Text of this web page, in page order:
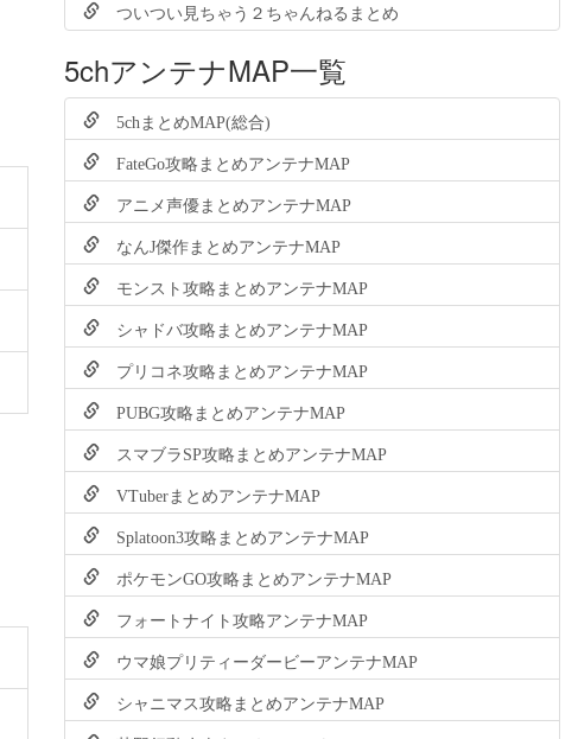
ついつい見ちゃう２ちゃんねるまとめ
5chアンテナMAP一覧
5chまとめMAP(総合)
FateGo攻略まとめアンテナMAP
アニメ声優まとめアンテナMAP
なんJ傑作まとめアンテナMAP
モンスト攻略まとめアンテナMAP
シャドバ攻略まとめアンテナMAP
プリコネ攻略まとめアンテナMAP
PUBG攻略まとめアンテナMAP
スマブラSP攻略まとめアンテナMAP
VTuberまとめアンテナMAP
Splatoon3攻略まとめアンテナMAP
ポケモンGO攻略まとめアンテナMAP
フォートナイト攻略アンテナMAP
ウマ娘プリティーダービーアンテナMAP
シャニマス攻略まとめアンテナMAP